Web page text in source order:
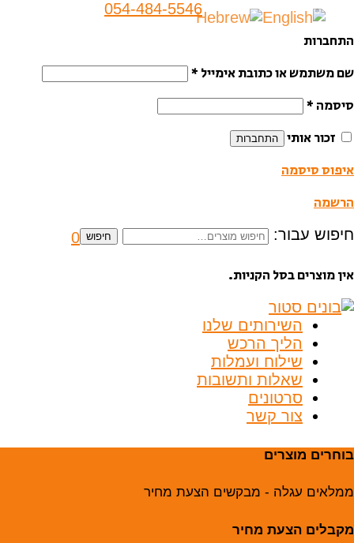
054-484-5546
התחברות
שם משתמש או כתובת אימייל *
סיסמה *
זכור אותי
התחברות
איפוס סיסמה
הרשמה
חיפוש עבור: חיפוש 0
אין מוצרים בסל הקניות.
השירותים שלנו
הליך הרכש
שילוח ועמלות
שאלות ותשובות
סרטונים
צור קשר
בוחרים מוצרים
ממלאים עגלה - מבקשים הצעת מחיר
מקבלים הצעת מחיר